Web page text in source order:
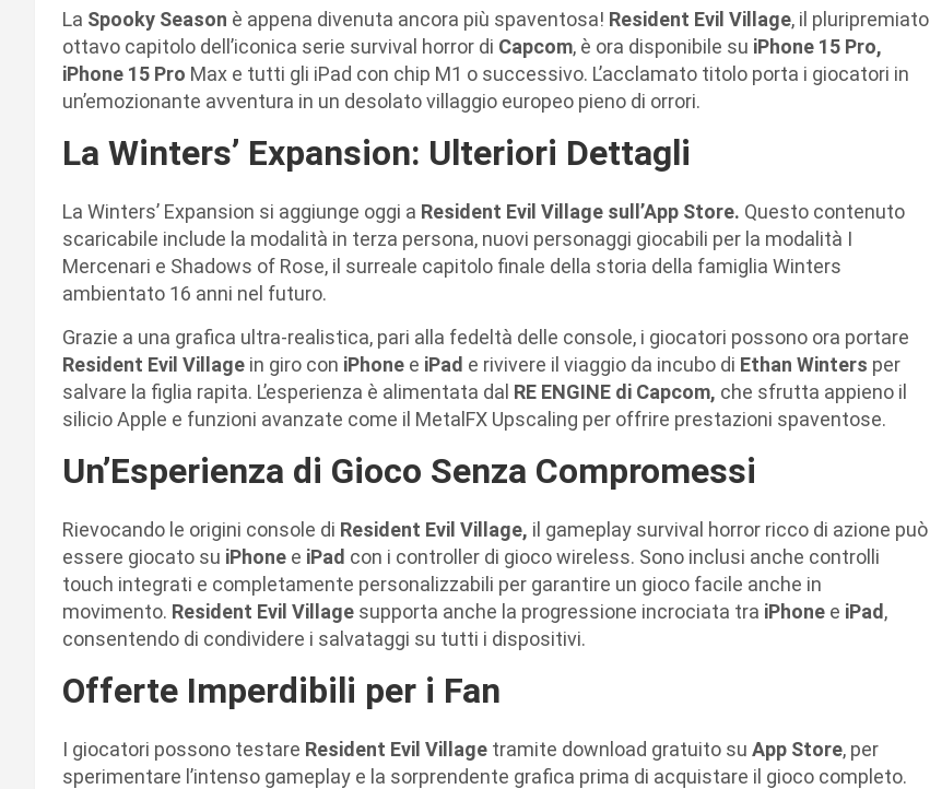
La Spooky Season è appena divenuta ancora più spaventosa! Resident Evil Village, il pluripremiato
ottavo capitolo dell’iconica serie survival horror di Capcom, è ora disponibile su iPhone 15 Pro,
iPhone 15 Pro Max e tutti gli iPad con chip M1 o successivo. L’acclamato titolo porta i giocatori in
un’emozionante avventura in un desolato villaggio europeo pieno di orrori.
La Winters’ Expansion: Ulteriori Dettagli
La Winters’ Expansion si aggiunge oggi a Resident Evil Village sull’App Store. Questo contenuto
scaricabile include la modalità in terza persona, nuovi personaggi giocabili per la modalità I
Mercenari e Shadows of Rose, il surreale capitolo finale della storia della famiglia Winters
ambientato 16 anni nel futuro.
Grazie a una grafica ultra-realistica, pari alla fedeltà delle console, i giocatori possono ora portare
Resident Evil Village in giro con iPhone e iPad e rivivere il viaggio da incubo di Ethan Winters per
salvare la figlia rapita. L’esperienza è alimentata dal RE ENGINE di Capcom, che sfrutta appieno il
silicio Apple e funzioni avanzate come il MetalFX Upscaling per offrire prestazioni spaventose.
Un’Esperienza di Gioco Senza Compromessi
Rievocando le origini console di Resident Evil Village, il gameplay survival horror ricco di azione può
essere giocato su iPhone e iPad con i controller di gioco wireless. Sono inclusi anche controlli
touch integrati e completamente personalizzabili per garantire un gioco facile anche in
movimento. Resident Evil Village supporta anche la progressione incrociata tra iPhone e iPad ,
consentendo di condividere i salvataggi su tutti i dispositivi.
Offerte Imperdibili per i Fan
I giocatori possono testare Resident Evil Village tramite download gratuito su App Store, per
sperimentare l’intenso gameplay e la sorprendente grafica prima di acquistare il gioco completo.